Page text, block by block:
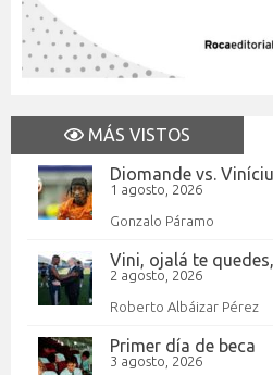
MÁS VISTOS
Diomande vs.
1 agosto, 2026
Gonzalo Páramo
Vini, ojalá te
2 agosto, 2026
Roberto Albáizar Pérez
Primer día de beca
3 agosto, 2026